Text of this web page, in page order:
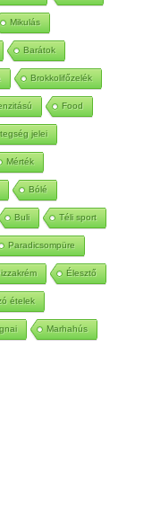
Mikulás
Barátok
Brokkolifőzelék
Food
jelei
Mérték
Bólé
Buli Téli sport
Paradicsompüre
Élesztő
ételek
Marhahús